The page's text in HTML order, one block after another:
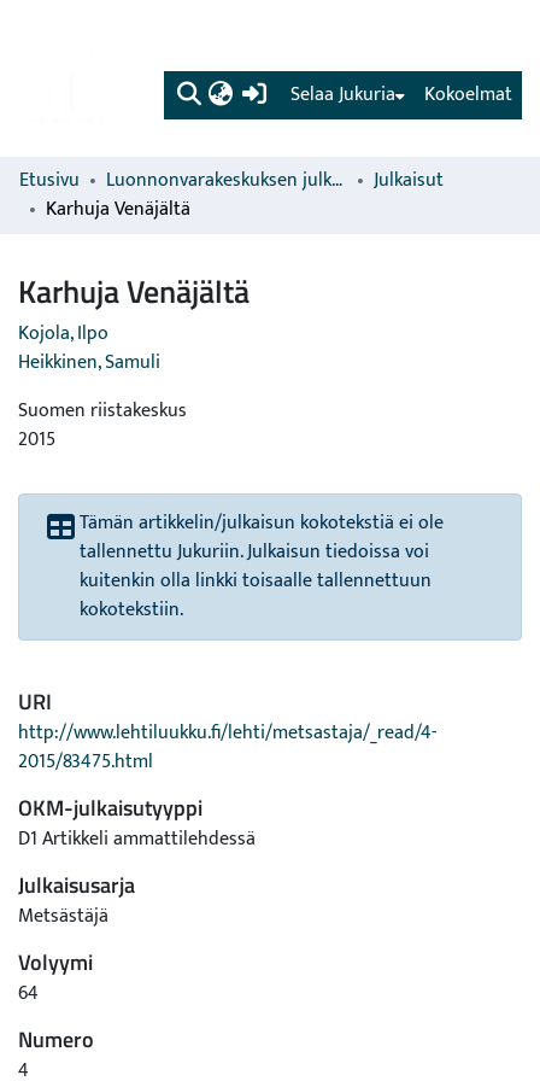
(current) Kokoelmat
Selaa Jukuria
Etusivu Luonnonvarakeskuksen julkaisut
Julkaisut
Karhuja Venäjältä
Karhuja Venäjältä
Kojola, Ilpo
Heikkinen, Samuli
Suomen riistakeskus
2015
Tämän artikkelin/julkaisun kokotekstiä ei ole
tallennettu Jukuriin. Julkaisun tiedoissa voi
kuitenkin olla linkki toisaalle tallennettuun
kokotekstiin.
URI
http://www.lehtiluukku.fi/lehti/metsastaja/_read/4-
2015/83475.html
OKM-julkaisutyyppi
D1 Artikkeli ammattilehdessä
Julkaisusarja
Metsästäjä
Volyymi
64
Numero
4